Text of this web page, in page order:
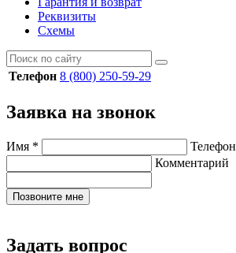
Реквизиты
Схемы
Телефон 8 (800) 250-59-29
Заявка на звонок
Имя * Телефон
Комментарий
Позвоните мне
Задать вопрос